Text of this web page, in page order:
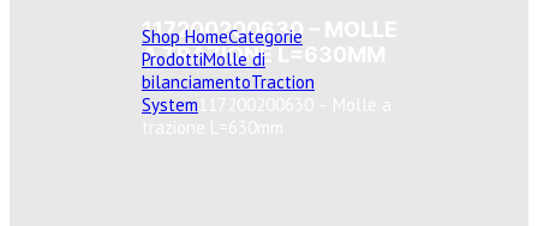
117200200630 – MOLLE
A TRAZIONE L=630MM
Shop HomeCategorie
ProdottiMolle di
bilanciamentoTraction
System